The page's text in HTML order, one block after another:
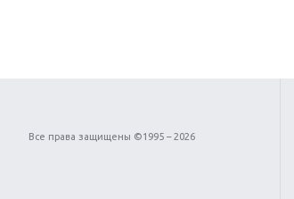
Все права защищены ©1995 – 2026